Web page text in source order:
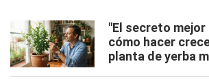
"El secreto mejor
cómo hacer
planta de yerba